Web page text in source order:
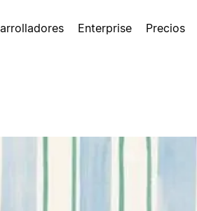
Enterprise Precios